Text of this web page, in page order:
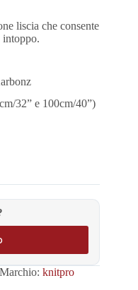
liscia che consente
intoppo.
32” e 100cm/40”)
Marchio: knitpro